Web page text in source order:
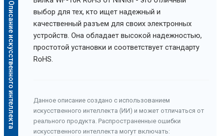
Описание искусственного интеллекта
выбор для тех, кто ищет надежный и
качественный разъем для своих электронных
устройств. Она обладает высокой надежностью,
простотой установки и соответствует стандарту
RoHS.
Данное описание создано с использованием
искусственного интеллекта (ИИ) и может отличаться от
реального продукта. Распространенные ошибки
искусственного интеллекта могут включать: